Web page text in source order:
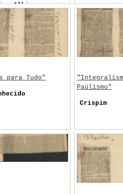
Albino
de
para Tudo"
Paúlismo"
Crispim